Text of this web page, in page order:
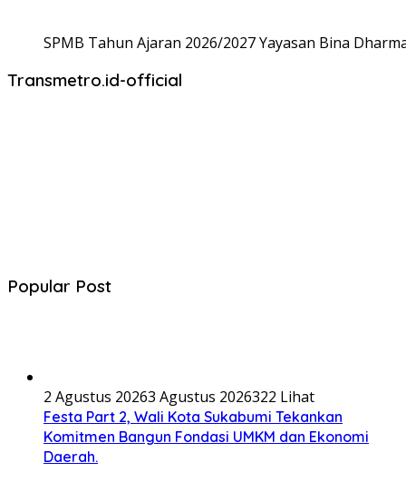
SPMB Tahun Ajaran 2026/2027 Yayasan Bina
Transmetro.id-official
Popular Post
2 Agustus 20263 Agustus 2026322 Lihat
Festa Part 2, Wali Kota Sukabumi Tekankan
Komitmen Bangun Fondasi UMKM dan Ekonomi
Daerah.